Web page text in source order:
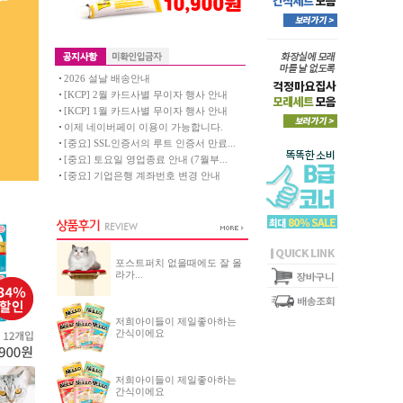
2026 설날 배송안내
[KCP] 2월 카드사별 무이자 행사 안내
[KCP] 1월 카드사별 무이자 행사 안내
이제 네이버페이 이용이 가능합니다.
[중요] SSL인증서의 루트 인증서 만료...
[중요] 토요일 영업종료 안내 (7월부...
[중요] 기업은행 계좌번호 변경 안내
포스트퍼치 없을때에도 잘 올
라가...
저희아이들이 제일좋아하는
간식이에요
저희아이들이 제일좋아하는
간식이에요